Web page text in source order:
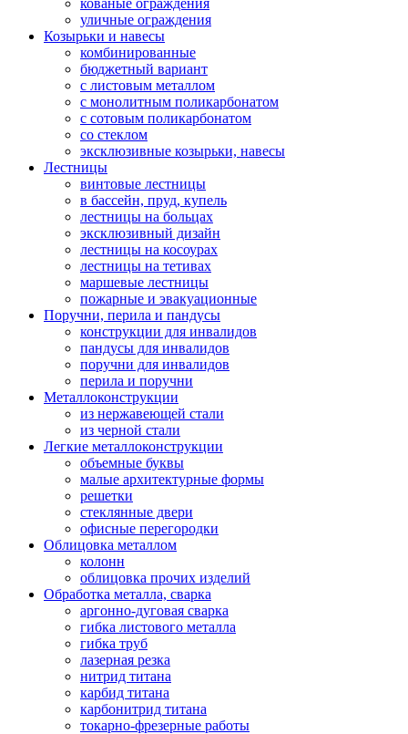
уличные ограждения
Козырьки и навесы
комбинированные
бюджетный вариант
с листовым металлом
с монолитным поликарбонатом
с сотовым поликарбонатом
со стеклом
эксклюзивные козырьки, навесы
Лестницы
винтовые лестницы
в бассейн, пруд, купель
лестницы на больцах
эксклюзивный дизайн
лестницы на косоурах
лестницы на тетивах
маршевые лестницы
пожарные и эвакуационные
Поручни, перила и пандусы
конструкции для инвалидов
пандусы для инвалидов
поручни для инвалидов
перила и поручни
Металлоконструкции
из нержавеющей стали
из черной стали
Легкие металлоконструкции
объемные буквы
малые архитектурные формы
решетки
стеклянные двери
офисные перегородки
Облицовка металлом
колонн
облицовка прочих изделий
Обработка металла, сварка
аргонно-дуговая сварка
гибка листового металла
гибка труб
лазерная резка
нитрид титана
карбид титана
карбонитрид титана
токарно-фрезерные работы